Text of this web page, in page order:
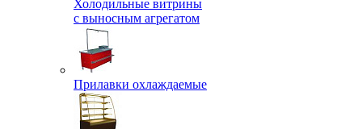
Холодильные витрины
с выносным агрегатом
Прилавки охлаждаемые